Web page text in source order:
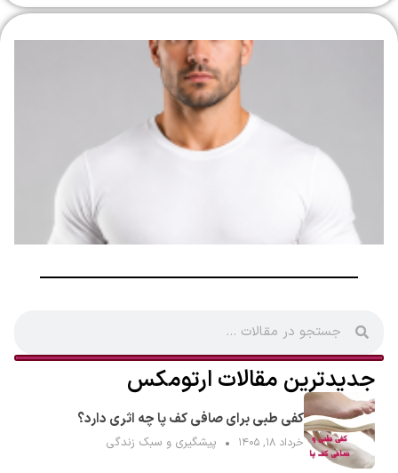
جدیدترین مقالات ارتومکس
کفی طبی برای صافی کف پا چه اثری دارد؟
خرداد ۱۸, ۱۴۰۵ پیشگیری و سبک زندگی